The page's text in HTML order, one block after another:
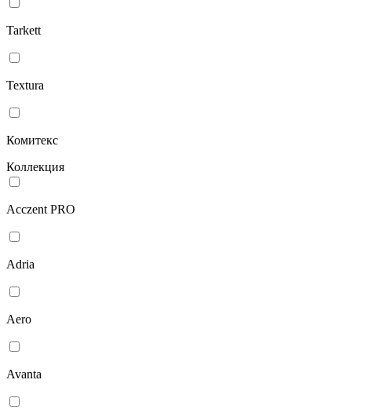
Tarkett
Textura
Комитекс
Коллекция
Acczent PRO
Adria
Aero
Avanta